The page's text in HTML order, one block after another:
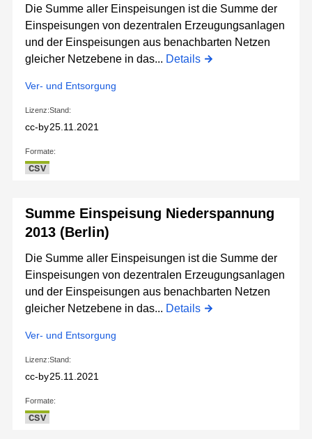
Die Summe aller Einspeisungen ist die Summe der
Einspeisungen von dezentralen Erzeugungsanlagen
und der Einspeisungen aus benachbarten Netzen
gleicher Netzebene in das... Details
Ver- und Entsorgung
Lizenz:
cc-by
Stand:
25.11.2021
Formate:
CSV
Summe Einspeisung Niederspannung
2013 (Berlin)
Die Summe aller Einspeisungen ist die Summe der
Einspeisungen von dezentralen Erzeugungsanlagen
und der Einspeisungen aus benachbarten Netzen
gleicher Netzebene in das... Details
Ver- und Entsorgung
Lizenz:
cc-by
Stand:
25.11.2021
Formate:
CSV